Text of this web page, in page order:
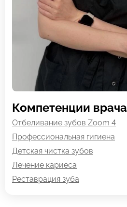
Компетенции врача
Отбеливание зубов Zoom 4
Профессиональная гигиена
Детская чистка зубов
Лечение кариеса
Реставрация зуба